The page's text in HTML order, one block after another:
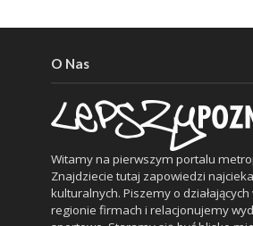
O Nas
Witamy na pierwszym portalu
Znajdziecie tutaj zapowiedzi
kulturalnych. Piszemy o
regionie firmach i relacjonujemy